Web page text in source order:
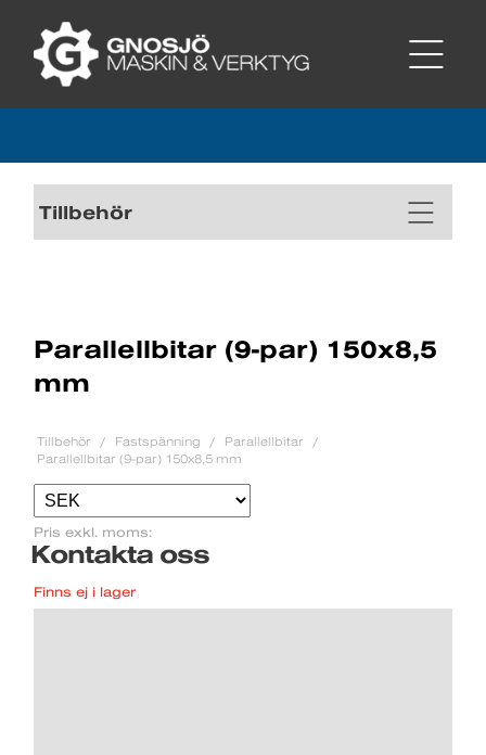
Tillbehör
Parallellbitar (9-par) 150x8,5
mm
Tillbehör Fastspänning
Parallellbitar
Parallellbitar (9-par) 150x8,5 mm
Pris exkl. moms:
Kontakta oss
Finns ej i lager